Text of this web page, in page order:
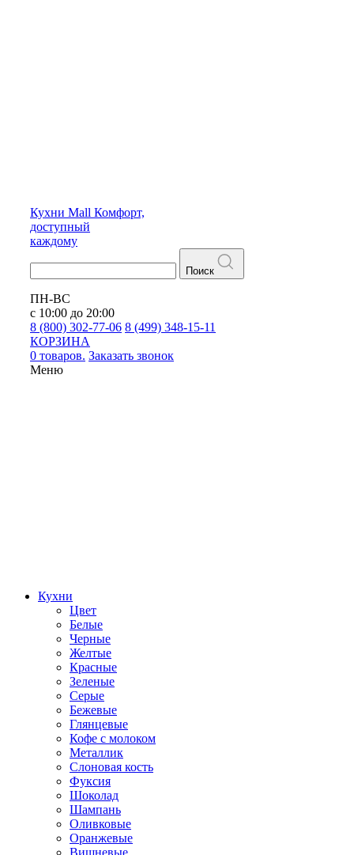
Кухни Mall Комфорт,
доступный
каждому
Поиск
ПН-ВС
с 10:00 до 20:00
8 (800) 302-77-06 8 (499) 348-15-11
КОРЗИНА
0 товаров. Заказать звонок
Меню
Кухни
Цвет
Белые
Черные
Желтые
Красные
Зеленые
Серые
Бежевые
Глянцевые
Кофе с молоком
Металлик
Слоновая кость
Фуксия
Шоколад
Шампань
Оливковые
Оранжевые
Вишневые